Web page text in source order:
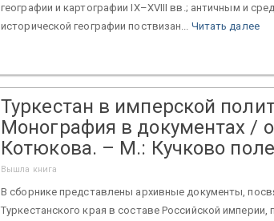
географии и картографии IX–XVIII вв.; античным и
исторической географии поствизан... Читать далее
Туркестан в имперской
Монография в документах /
Котюкова. – М.: Кучково
Вышла книга
В сборнике представлены архивные документы,
Туркестанского края в составе Российской